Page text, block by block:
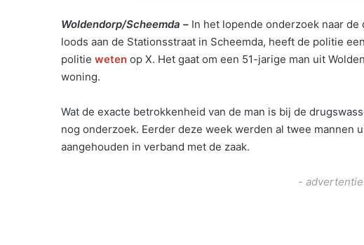
Woldendorp/Scheemda – In het lopende onderzoek naar
loods aan de Stationsstraat in Scheemda, heeft de politie
politie weten op X. Het gaat om een 51-jarige man uit
woning.
Wat de exacte betrokkenheid van de man is bij de
nog onderzoek. Eerder deze week werden al twee mannen
aangehouden in verband met de zaak.
-